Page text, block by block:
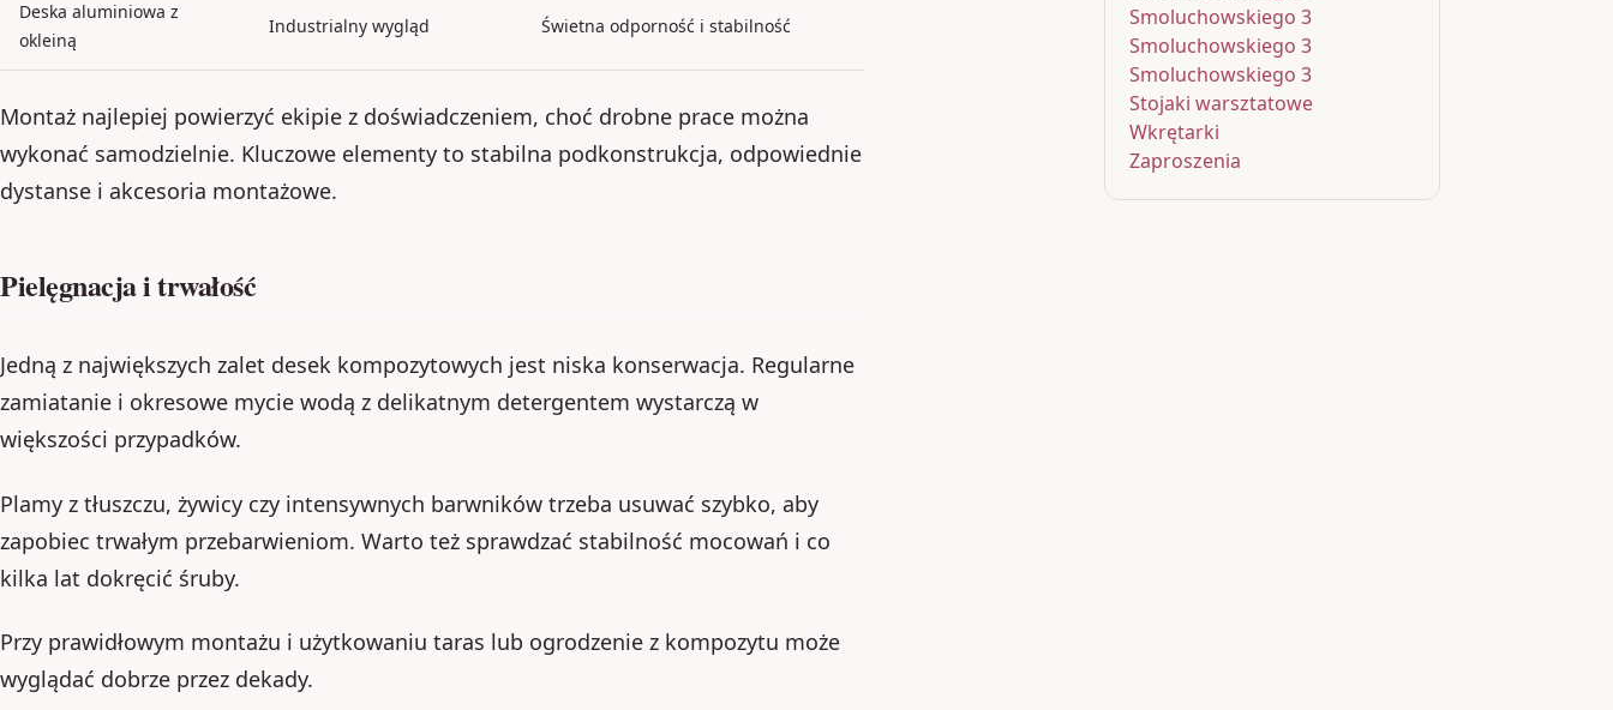
Deska aluminiowa z
okleiną
Industrialny wygląd Świetna odporność i stabilność
Montaż najlepiej powierzyć ekipie z doświadczeniem, choć drobne prace można
wykonać samodzielnie. Kluczowe elementy to stabilna podkonstrukcja, odpowiednie
dystanse i akcesoria montażowe.
Pielęgnacja i trwałość
Jedną z największych zalet desek kompozytowych jest niska konserwacja. Regularne
zamiatanie i okresowe mycie wodą z delikatnym detergentem wystarczą w
większości przypadków.
Plamy z tłuszczu, żywicy czy intensywnych barwników trzeba usuwać szybko, aby
zapobiec trwałym przebarwieniom. Warto też sprawdzać stabilność mocowań i co
kilka lat dokręcić śruby.
Przy prawidłowym montażu i użytkowaniu taras lub ogrodzenie z kompozytu może
wyglądać dobrze przez dekady.
Smoluchowskiego 3
Smoluchowskiego 3
Smoluchowskiego 3
Stojaki warsztatowe
Wkrętarki
Zaproszenia